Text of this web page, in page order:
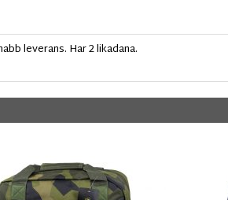
leverans. Har 2 likadana.